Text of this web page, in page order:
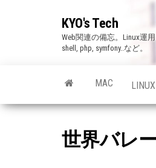
KYO's Tech
Web関連の備忘。Linux運
shell, php, symfony..など。
MAC LINUX
世界バレ